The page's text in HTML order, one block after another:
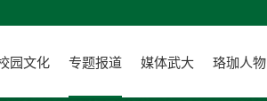
园文化 专题报道 媒体武大 珞珈人物